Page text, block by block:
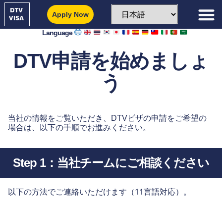
Apply Now
Language
DTV申請を始めましょ
う
当社の情報をご覧いただき、DTVビザの申請をご希望の
場合は、以下の手順でお進みください。
Step 1：当社チームにご相談ください
以下の方法でご連絡いただけます（11言語対応）。